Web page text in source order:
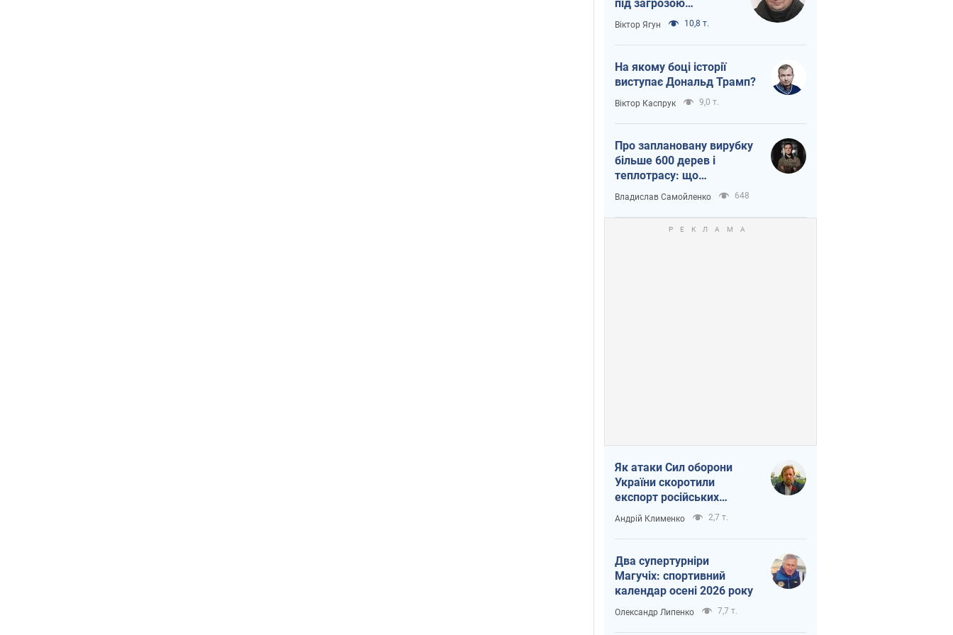
під загрозою
критична логістика
Віктор Ягун 10,8 т.
На якому боці історії
виступає Дональд Трамп?
Віктор Каспрук 9,0 т.
Про заплановану вирубку
більше 600 дерев і
теплотрасу: що
відбувається на Теремках
у Києві
Владислав Самойленко 648
Як атаки Сил оборони
України скоротили
експорт російських
нафтопродуктів
Андрій Клименко 2,7 т.
Два супертурніри
Магучіх: спортивний
календар осені 2026 року
Олександр Липенко 7,7 т.